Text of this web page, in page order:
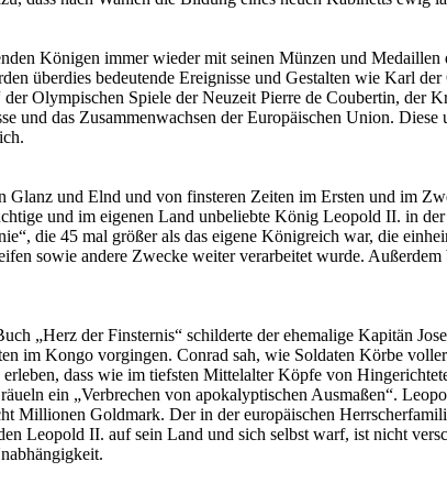
Königen immer wieder mit seinen Münzen und
überdies bedeutende Ereignisse und Gestalten wie Karl
Olympischen Spiele der Neuzeit Pierre de Coubertin,
und das Zusammenwachsen der Europäischen Union.
Glanz und Elnd und von finsteren Zeiten im Ersten und im
und im eigenen Land unbeliebte König Leopold II. in
die 45 mal größer als das eigene Königreich war, die
sowie andere Zwecke weiter verarbeitet wurde.
„Herz der Finsternis“ schilderte der ehemalige Kapitän
im Kongo vorgingen. Conrad sah, wie Soldaten Körbe
erleben, dass wie im tiefsten Mittelalter Köpfe von
ein „Verbrechen von apokalyptischen Ausmaßen“.
Millionen Goldmark. Der in der europäischen
Leopold II. auf sein Land und sich selbst warf, ist nicht